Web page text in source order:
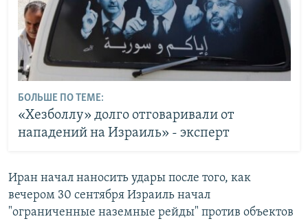
БОЛЬШЕ ПО ТЕМЕ:
«Хезболлу» долго отговаривали от
нападений на Израиль» - эксперт
Иран начал наносить удары после того, как
вечером 30 сентября Израиль начал
"ограниченные наземные рейды" против объектов